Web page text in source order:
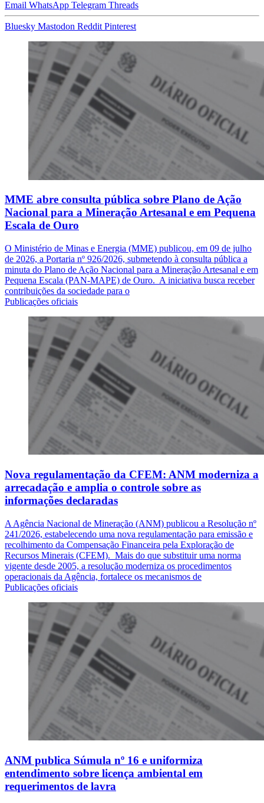
Email WhatsApp Telegram Threads
Bluesky Mastodon Reddit Pinterest
MME abre consulta pública sobre Plano de Ação
Nacional para a Mineração Artesanal e em Pequena
Escala de Ouro
O Ministério de Minas e Energia (MME) publicou, em 09 de julho
de 2026, a Portaria nº 926/2026, submetendo à consulta pública a
minuta do Plano de Ação Nacional para a Mineração Artesanal e em
Pequena Escala (PAN-MAPE) de Ouro. A iniciativa busca receber
contribuições da sociedade para o
Publicações oficiais
Nova regulamentação da CFEM: ANM moderniza a
arrecadação e amplia o controle sobre as
informações declaradas
A Agência Nacional de Mineração (ANM) publicou a Resolução nº
241/2026, estabelecendo uma nova regulamentação para emissão e
recolhimento da Compensação Financeira pela Exploração de
Recursos Minerais (CFEM). Mais do que substituir uma norma
vigente desde 2005, a resolução moderniza os procedimentos
operacionais da Agência, fortalece os mecanismos de
Publicações oficiais
ANM publica Súmula nº 16 e uniformiza
entendimento sobre licença ambiental em
requerimentos de lavra